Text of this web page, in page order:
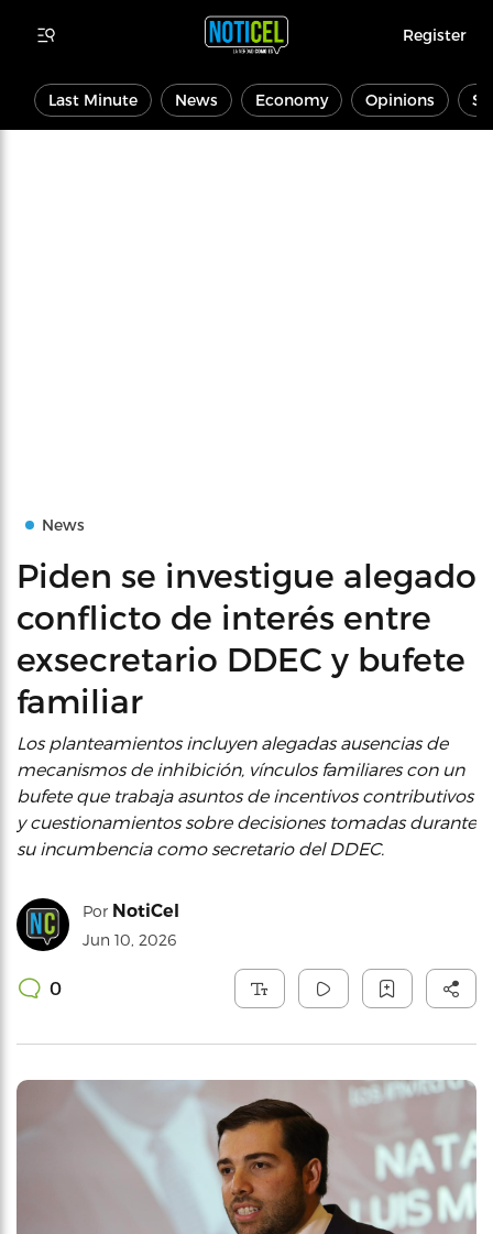
Register
Last Minute News Economy Opinions
News
Piden se investigue alegado
conflicto de interés entre
exsecretario DDEC y bufete
familiar
Los planteamientos incluyen alegadas ausencias de
mecanismos de inhibición, vínculos familiares con un
bufete que trabaja asuntos de incentivos contributivos
y cuestionamientos sobre decisiones tomadas durante
su incumbencia como secretario del DDEC.
Por NotiCel
Jun 10, 2026
0